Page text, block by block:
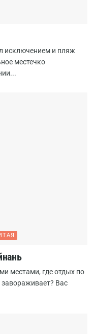
исключением и пляж
местечко
местами, где отдых по
Вас